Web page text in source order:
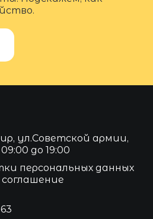
ул.Советской армии,
до 19:00
персональных данных